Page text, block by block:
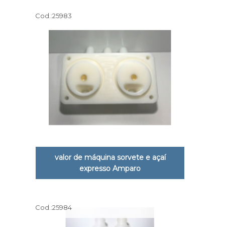
Cod.:25983
valor de máquina sorvete e açaí
expresso Amparo
Cod.:25984